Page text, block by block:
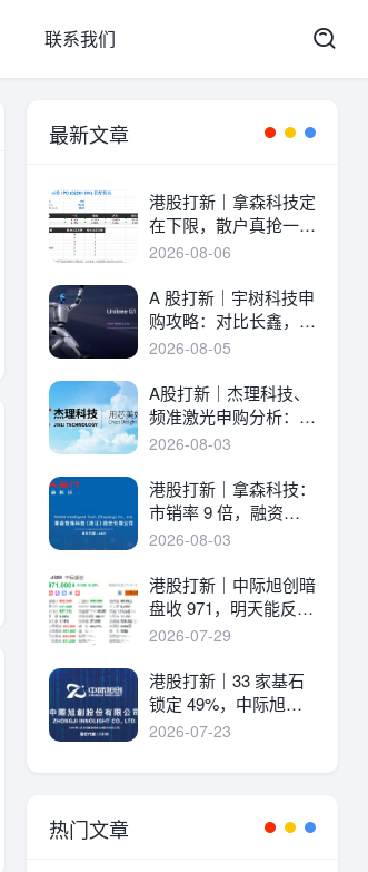
联系我们
最新文章
港股打新｜拿森科技定
在下限，散户真抢一
手！
2026-08-06
A 股打新｜宇树科技申
购攻略：对比长鑫，一
文讲透中签率与A港差
2026-08-05
A股打新｜杰理科技、
频准激光申购分析：估
值、中签率与资金方案
2026-08-03
港股打新｜拿森科技：
市销率 9 倍，融资溢
价 30%，能打吗？
2026-08-03
港股打新｜中际旭创暗
盘收 971，明天能反弹
吗？
2026-07-29
港股打新｜33 家基石
锁定 49%，中际旭创
详细申购分析！
2026-07-23
热门文章